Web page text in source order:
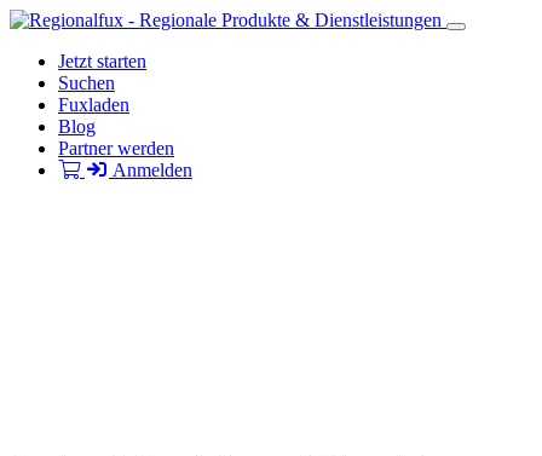
Jetzt starten
Suchen
Fuxladen
Blog
Partner werden
Anmelden